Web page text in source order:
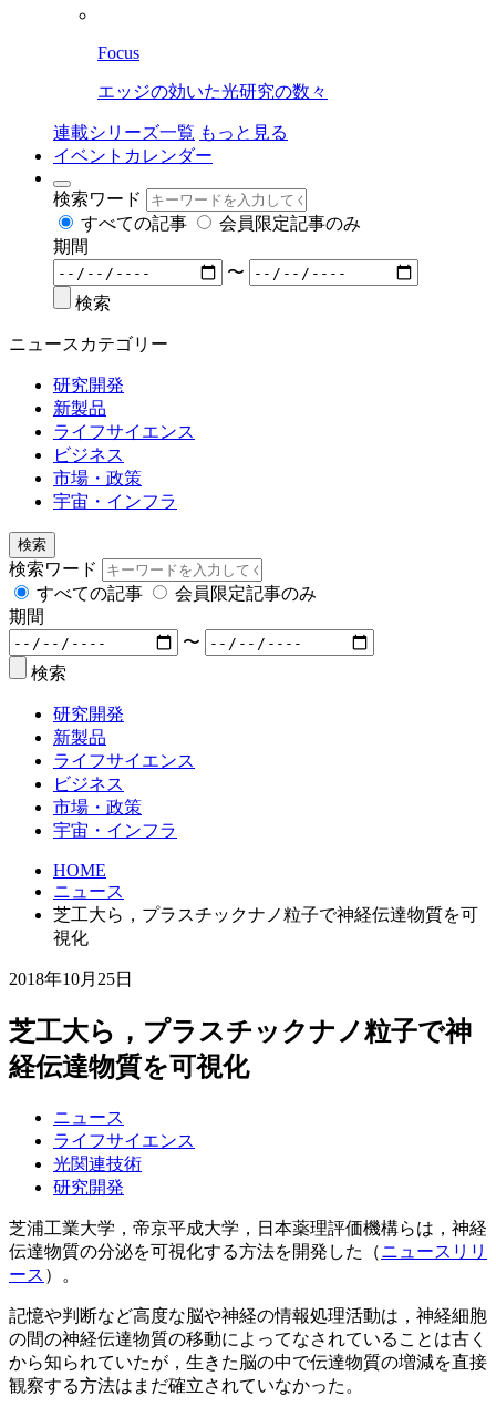
Focus
エッジの効いた光研究の数々
連載シリーズ一覧 もっと見る
イベントカレンダー
検索ワード
すべての記事
会員限定記事のみ
期間
〜
検索
ニュースカテゴリー
研究開発
新製品
ライフサイエンス
ビジネス
市場・政策
宇宙・インフラ
検索
検索ワード
すべての記事
会員限定記事のみ
期間
〜
検索
研究開発
新製品
ライフサイエンス
ビジネス
市場・政策
宇宙・インフラ
HOME
ニュース
芝工大ら，プラスチックナノ粒子で神経伝達物質を可
視化
2018年10月25日
芝工大ら，プラスチックナノ粒子で神
経伝達物質を可視化
ニュース
ライフサイエンス
光関連技術
研究開発
芝浦工業大学，帝京平成大学，日本薬理評価機構らは，神経
伝達物質の分泌を可視化する方法を開発した（ニュースリリ
ース ）。
記憶や判断など高度な脳や神経の情報処理活動は，神経細胞
の間の神経伝達物質の移動によってなされていることは古く
から知られていたが，生きた脳の中で伝達物質の増減を直接
観察する方法はまだ確立されていなかった。